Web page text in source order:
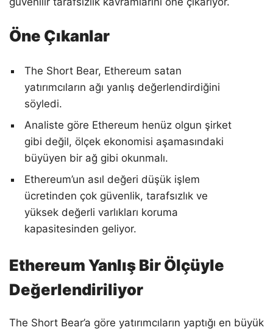
Öne Çıkanlar
The Short Bear, Ethereum satan
yatırımcıların ağı yanlış değerlendirdiğini
söyledi.
Analiste göre Ethereum henüz olgun şirket
gibi değil, ölçek ekonomisi aşamasındaki
büyüyen bir ağ gibi okunmalı.
Ethereum’un asıl değeri düşük işlem
ücretinden çok güvenlik, tarafsızlık ve
yüksek değerli varlıkları koruma
kapasitesinden geliyor.
Ethereum Yanlış Bir Ölçüyle
Değerlendiriliyor
The Short Bear’a göre yatırımcıların yaptığı en büyük